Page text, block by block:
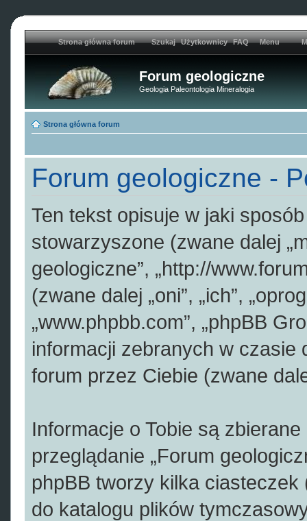
Strona główna forum Szukaj Użytkownicy FAQ Menu
Forum geologiczne
Geologia Paleontologia Mineralogia
Strona główna forum
Forum geologiczne -
Ten tekst opisuje w jaki
stowarzyszone (zwane dalej
geologiczne”, „http://
(zwane dalej „oni”, „ich”,
„www.phpbb.com”, „phpBB
informacji zebranych w czasie
forum przez Ciebie (zwane
Informacje o Tobie są
przeglądanie „Forum
phpBB tworzy kilka
do katalogu plików